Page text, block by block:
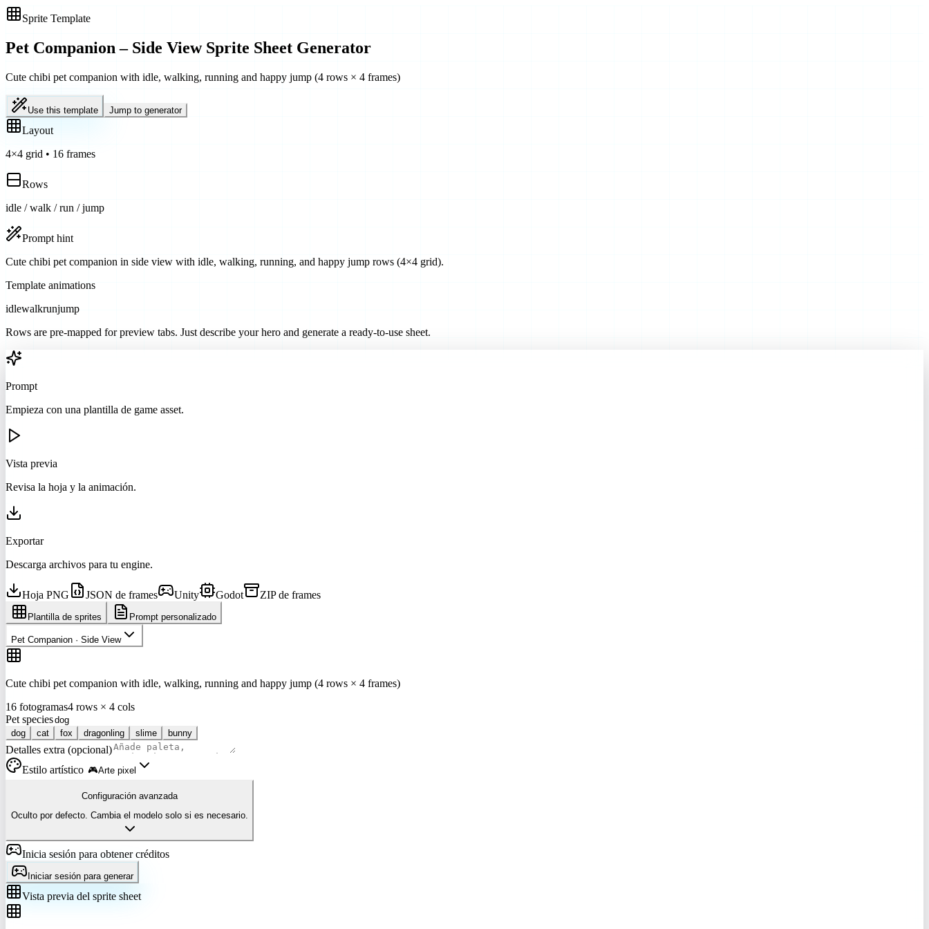
Sprite Template
Pet Companion – Side ViewSprite Sheet Generator
Cute chibi pet companion with idle, walking, running and happy jump (4 rows × 4 frames)
Use this template Jump to generator
Layout
4×4 grid • 16 frames
Rows
idle / walk / run / jump
Prompt hint
Cute chibi pet companion in side view with idle, walking, running, and happy jump rows (4×4 grid).
Template animations
idlewalkrunjump
Rows are pre-mapped for preview tabs. Just describe your hero and generate a ready-to-use sheet.
Prompt
Empieza con una plantilla de game asset.
Vista previa
Revisa la hoja y la animación.
Exportar
Descarga archivos para tu engine.
Hoja PNG JSON de frames Unity Godot ZIP de frames
Plantilla de sprites Prompt personalizado
Pet Companion · Side View
Cute chibi pet companion with idle, walking, running and happy jump (4 rows × 4 frames)
16 fotogramas4 rows × 4 cols
Pet species
dog cat fox dragonling slime bunny
Detalles extra (opcional)
Estilo artístico 🎮Arte pixel
Configuración avanzada
Oculto por defecto. Cambia el modelo solo si es necesario.
Inicia sesión para obtener créditos
Iniciar sesión para generar
Vista previa del sprite sheet